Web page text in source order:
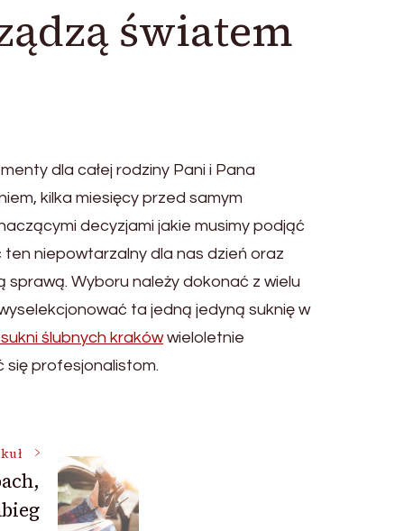
światem
dla całej rodziny Pani i Pana
kilka miesięcy przed samym
decyzjami jakie musimy podjąć
niepowtarzalny dla nas dzień oraz
Wyboru należy dokonać z wielu
ta jedną jedyną suknię w
ślubnych krakówwieloletnie
profesjonalistom.